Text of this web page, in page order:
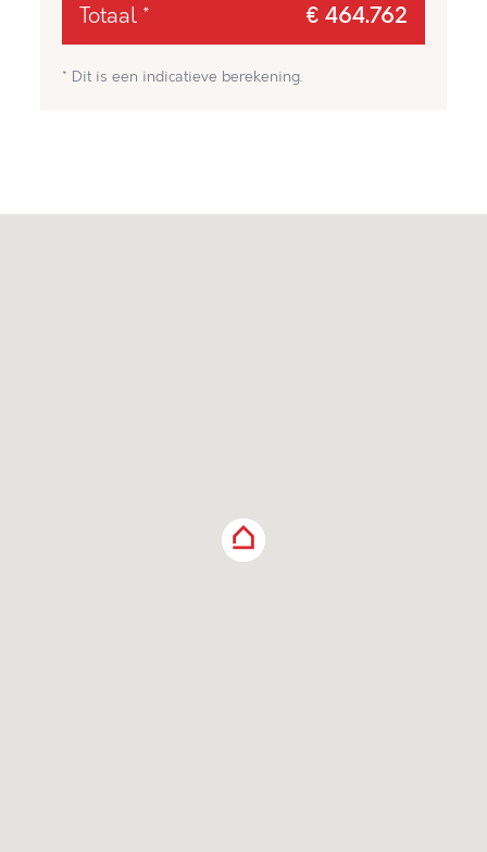
Totaal *
€ 464.762
* Dit is een indicatieve berekening.